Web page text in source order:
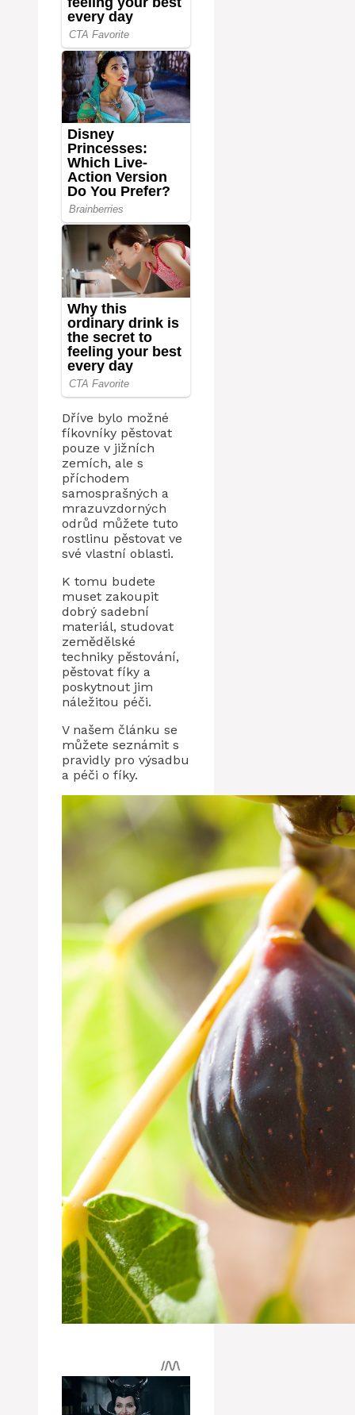
Dříve bylo možné
fíkovníky pěstovat
pouze v jižních
zemích, ale s
příchodem
samosprašných a
mrazuvzdorných
odrůd můžete tuto
rostlinu pěstovat ve
své vlastní oblasti.
K tomu budete
muset zakoupit
dobrý sadební
materiál, studovat
zemědělské
techniky pěstování,
pěstovat fíky a
poskytnout jim
náležitou péči.
V našem článku se
můžete seznámit s
pravidly pro výsadbu
a péči o fíky.